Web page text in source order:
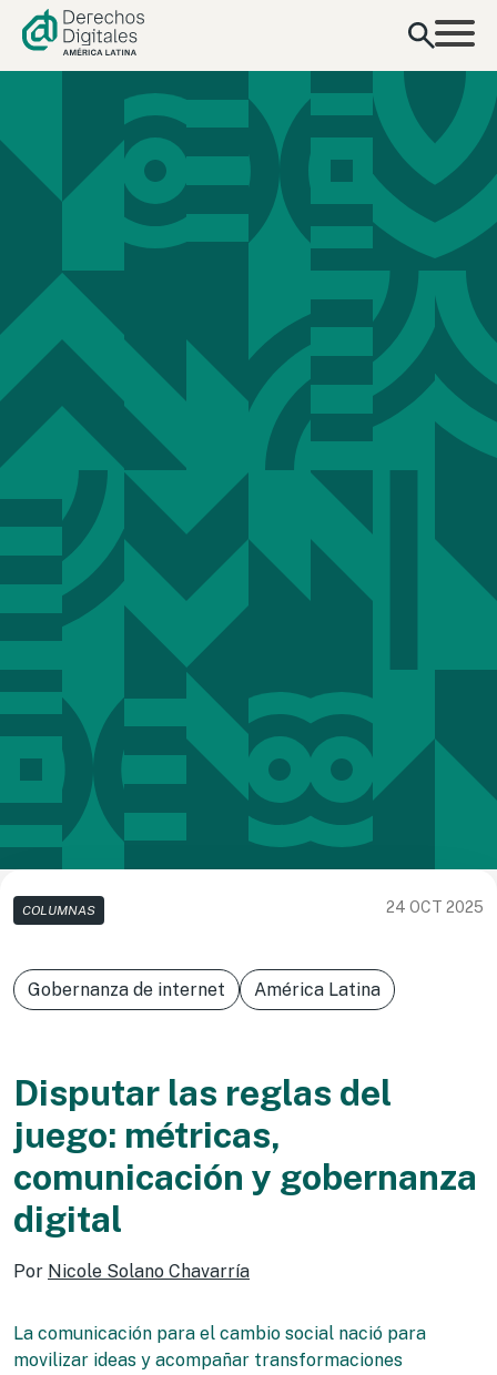
contenido
COLUMNAS 24 OCT 2025
Gobernanza de internet América Latina
Disputar las reglas del
juego: métricas,
comunicación y gobernanza
digital
Por Nicole Solano Chavarría
La comunicación para el cambio social nació para
movilizar ideas y acompañar transformaciones